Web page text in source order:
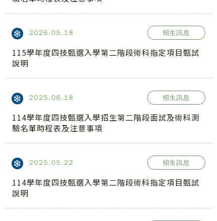
2026.05.18 招生訊息
115學年度四技甄選入學第二階段術科指定項目甄試
說明
2025.06.18 招生訊息
114學年度四技甄選入學招生第二階段面試及術科測
驗名單時程表及注意事項
2025.05.22 招生訊息
114學年度四技甄選入學第二階段術科指定項目甄試
說明